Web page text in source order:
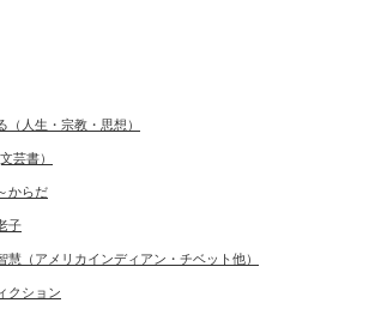
（人生・宗教・思想）
芸書）
からだ
子
慧（アメリカインディアン・チベット他）
クション